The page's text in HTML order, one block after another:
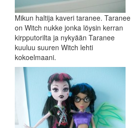
Mikun haltija kaveri taranee. Taranee
on Witch nukke jonka löysin kerran
kirpputorilta ja nykyään Taranee
kuuluu suuren Witch lehti
kokoelmaani.